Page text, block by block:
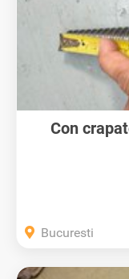
Con
Bucuresti